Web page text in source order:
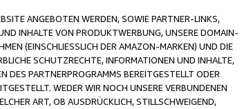
ANGEBOTEN WERDEN, SOWIE PARTNER-LINKS,
INHALTE VON PRODUKTWERBUNG, UNSERE DOMAIN-
(EINSCHLIESSLICH DER AMAZON-MARKEN) UND DIE
SCHUTZRECHTE, INFORMATIONEN UND INHALTE,
DES PARTNERPROGRAMMS BEREITGESTELLT ODER
WEDER WIR NOCH UNSERE VERBUNDENEN
ART, OB AUSDRÜCKLICH, STILLSCHWEIGEND,